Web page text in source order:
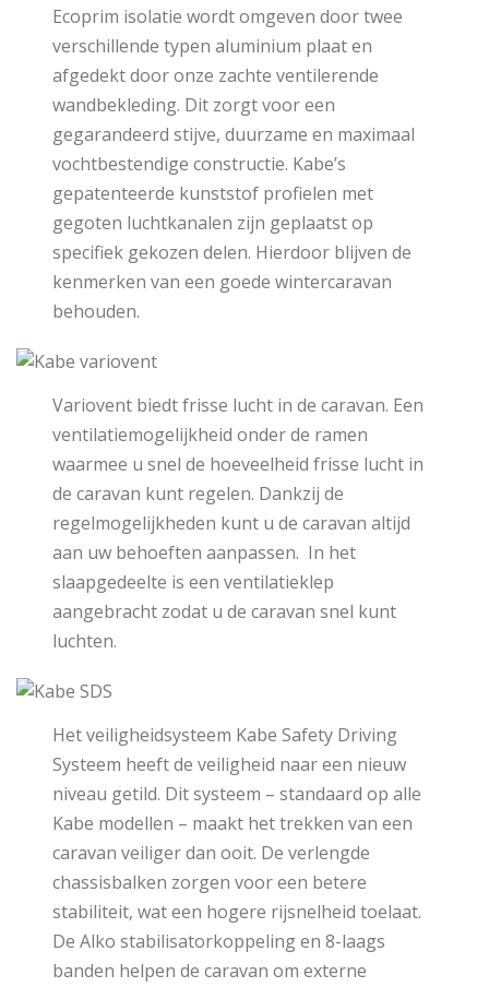
Ecoprim isolatie wordt omgeven door twee
verschillende typen aluminium plaat en
afgedekt door onze zachte ventilerende
wandbekleding. Dit zorgt voor een
gegarandeerd stijve, duurzame en maximaal
vochtbestendige constructie. Kabe’s
gepatenteerde kunststof profielen met
gegoten luchtkanalen zijn geplaatst op
specifiek gekozen delen. Hierdoor blijven de
kenmerken van een goede wintercaravan
behouden.
Variovent biedt frisse lucht in de caravan. Een
ventilatiemogelijkheid onder de ramen
waarmee u snel de hoeveelheid frisse lucht in
de caravan kunt regelen. Dankzij de
regelmogelijkheden kunt u de caravan altijd
aan uw behoeften aanpassen. In het
slaapgedeelte is een ventilatieklep
aangebracht zodat u de caravan snel kunt
luchten.
Het veiligheidsysteem Kabe Safety Driving
Systeem heeft de veiligheid naar een nieuw
niveau getild. Dit systeem – standaard op alle
Kabe modellen – maakt het trekken van een
caravan veiliger dan ooit. De verlengde
chassisbalken zorgen voor een betere
stabiliteit, wat een hogere rijsnelheid toelaat.
De Alko stabilisatorkoppeling en 8-laags
banden helpen de caravan om externe